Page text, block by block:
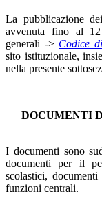
La pubblicazione
avvenuta fino al
generali -> Codice
sito istituzionale,
nella presente
DOCUMENTI
I documenti sono
documenti per il
scolastici,
funzioni centrali.